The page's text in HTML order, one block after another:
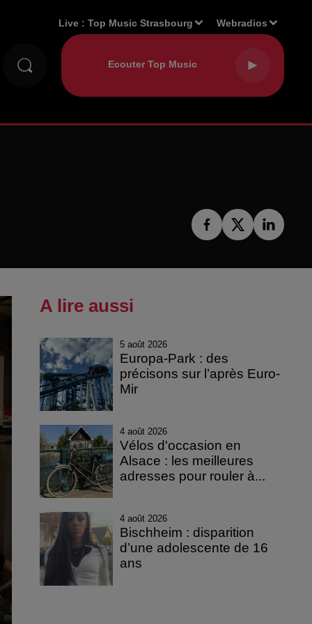
Live :Top Music Strasbourg Webradios
A lire aussi
5 août 2026
Europa-Park : des
précisons sur l’après Euro-
Mir
4 août 2026
Vélos d'occasion en
Alsace : les meilleures
adresses pour rouler à...
4 août 2026
Bischheim : disparition
d’une adolescente de 16
ans